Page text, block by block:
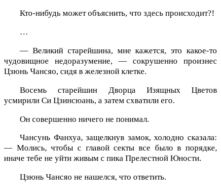
Кто-нибудь может объяснить, что здесь происходит?!
…
— Великий старейшина, мне кажется, это какое-то
чудовищное недоразумение, — сокрушенно произнес
Цзюнь Чансяо, сидя в железной клетке.
Восемь старейшин Дворца Изящных Цветов
усмирили Си Цзинсюань, а затем схватили его.
Он совершенно ничего не понимал.
Чансунь Фанхуа, защелкнув замок, холодно сказала:
— Молись, чтобы с главой секты все было в порядке,
иначе тебе не уйти живым с пика Прелестной Юности.
Цзюнь Чансяо не нашелся, что ответить.